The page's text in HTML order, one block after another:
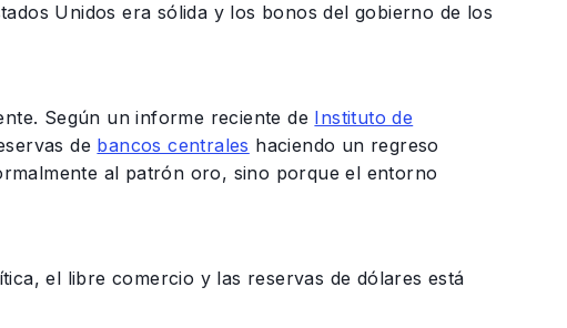
Unidos era sólida y los bonos del gobierno de los
Según un informe reciente de Instituto de
de bancos centrales haciendo un regreso
al patrón oro, sino porque el entorno
el libre comercio y las reservas de dólares está